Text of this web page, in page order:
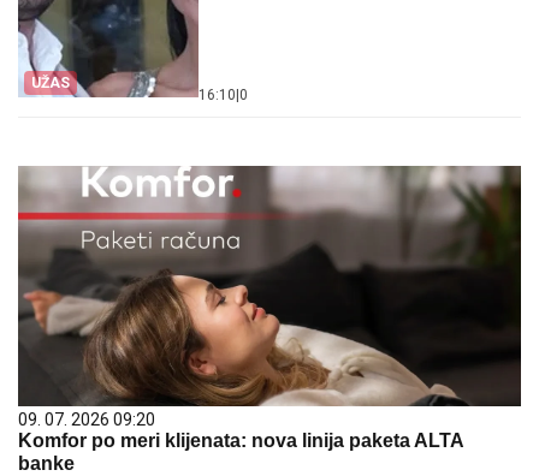
UŽAS
16:10 0
09. 07. 2026 09:20
Komfor po meri klijenata: nova linija paketa ALTA
banke